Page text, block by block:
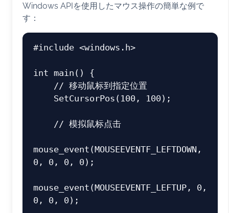
Windows APIを使用したマウス操作の簡単な例で
す：
#include <windows.h>
int main ()
{
// 移动鼠标到指定位置
    SetCursorPos(
100 , 100 );
// 模拟鼠标点击
0 , 0 , 0 , 0 );
mouse_event(MOUSEEVENTF_LEFTUP, 0
0 , 0 , 0 );